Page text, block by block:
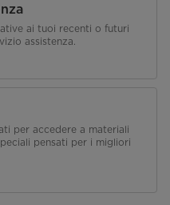
0.580kwh/24h （212kwh/year）
ai tuoi recenti o futuri
assistenza.
per accedere a materiali
pensati per i migliori